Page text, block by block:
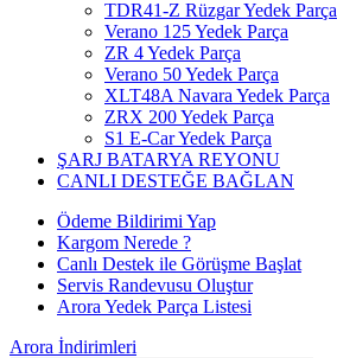
TDR41-Z Rüzgar Yedek Parça
Verano 125 Yedek Parça
ZR 4 Yedek Parça
Verano 50 Yedek Parça
XLT48A Navara Yedek Parça
ZRX 200 Yedek Parça
S1 E-Car Yedek Parça
ŞARJ BATARYA REYONU
CANLI DESTEĞE BAĞLAN
Ödeme Bildirimi Yap
Kargom Nerede ?
Canlı Destek ile Görüşme Başlat
Servis Randevusu Oluştur
Arora Yedek Parça Listesi
Arora İndirimleri